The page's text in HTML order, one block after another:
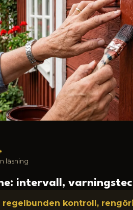
läsning
intervall,
regelbunden kontroll,